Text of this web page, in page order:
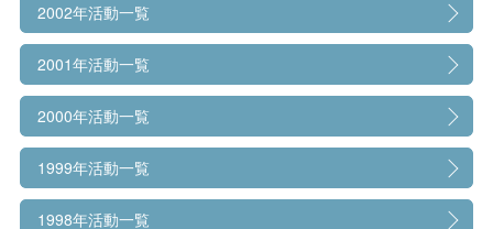
2002年活動一覧
2001年活動一覧
2000年活動一覧
1999年活動一覧
1998年活動一覧